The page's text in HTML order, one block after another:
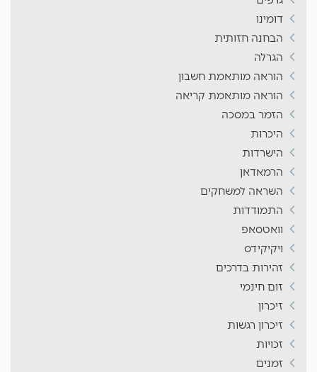
דומינו
הבחנה חזותית
הגרלה
הוראה מותאמת חשבון
הוראה מותאמת קריאה
הזמר במסכה
היכרות
הישרדות
הרמאדאן
השראה למשחקים
התמודדות
וואטסאפ
ויקיקידס
זהירות בדרכים
זום חינמי
זיכרון
זיכרון רגשות
זכויות
זמנים